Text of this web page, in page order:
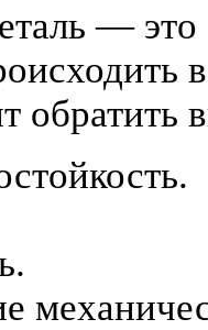
—
обратить